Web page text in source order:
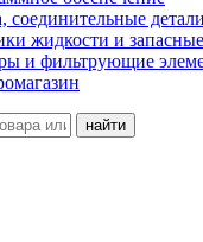
соединительные
жидкости и
и фильтрующие